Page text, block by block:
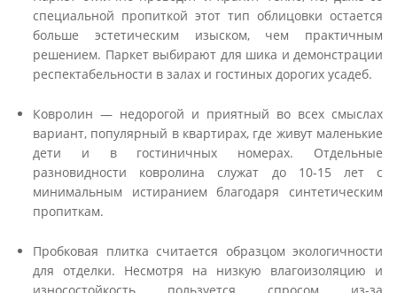
специальной пропиткой этот тип облицовки остается
больше эстетическим изыском, чем практичным
решением. Паркет выбирают для шика и демонстрации
респектабельности в залах и гостиных дорогих усадеб.
Ковролин — недорогой и приятный во всех смыслах
вариант, популярный в квартирах, где живут маленькие
дети и в гостиничных номерах. Отдельные
разновидности ковролина служат до 10-15 лет с
минимальным истиранием благодаря синтетическим
пропиткам.
Пробковая плитка считается образцом экологичности
для отделки. Несмотря на низкую влагоизоляцию и